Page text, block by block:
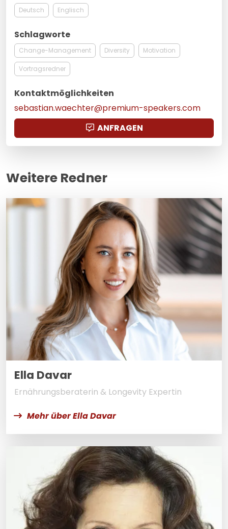
Deutsch Englisch
Schlagworte
Change-Management Diversity Motivation
Vortragsredner
Kontaktmöglichkeiten
sebastian.waechter@premium-speakers.com
ANFRAGEN
Weitere Redner
Ella Davar
Ernährungsberaterin & Longevity Expertin
Mehr über Ella Davar